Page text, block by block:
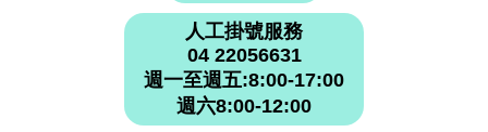
人工掛號服務
04 22056631
週一至週五:8:00-17:00
週六8:00-12:00